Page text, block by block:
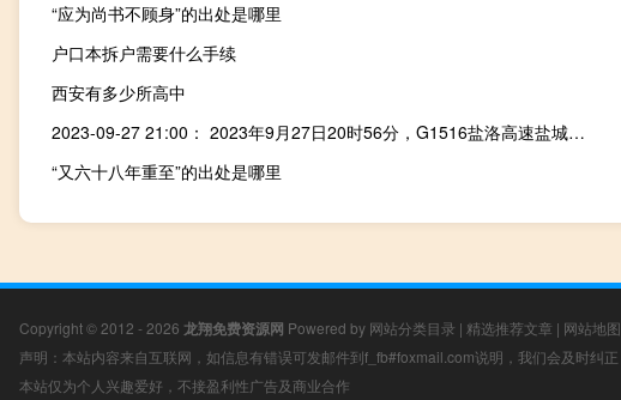
“应为尚书不顾身”的出处是哪里
户口本拆户需要什么手续
西安有多少所高中
2023-09-27 21:00： 2023年9月27日20时56分，G1516盐洛高速盐城段由于临时交通管制，大丰港主线至秦南双向禁止危险化学品运输车辆、“三超”车辆通行。 ​​​
“又六十八年重至”的出处是哪里
Copyright © 2012 - 2026 龙翔免费资源网 Powered by 网站分类目录 | 精选推荐文章 | 网站地图
声明：本站内容来自互联网，如信息有错误可发邮件到f_fb#foxmail.com说明，我们会及时纠
本站仅为个人兴趣爱好，不接盈利性广告及商业合作